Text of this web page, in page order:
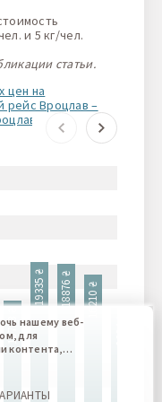
и 5 кг/чел.
статьи.
цен на
рейс Вроцлав –
а/к Enter Air,
10723 ₴
19335 ₴ 18876 ₴ 16210 ₴ 14985 ₴
нашему веб-
для
контента,
нам
веб-сайта.
всех этих